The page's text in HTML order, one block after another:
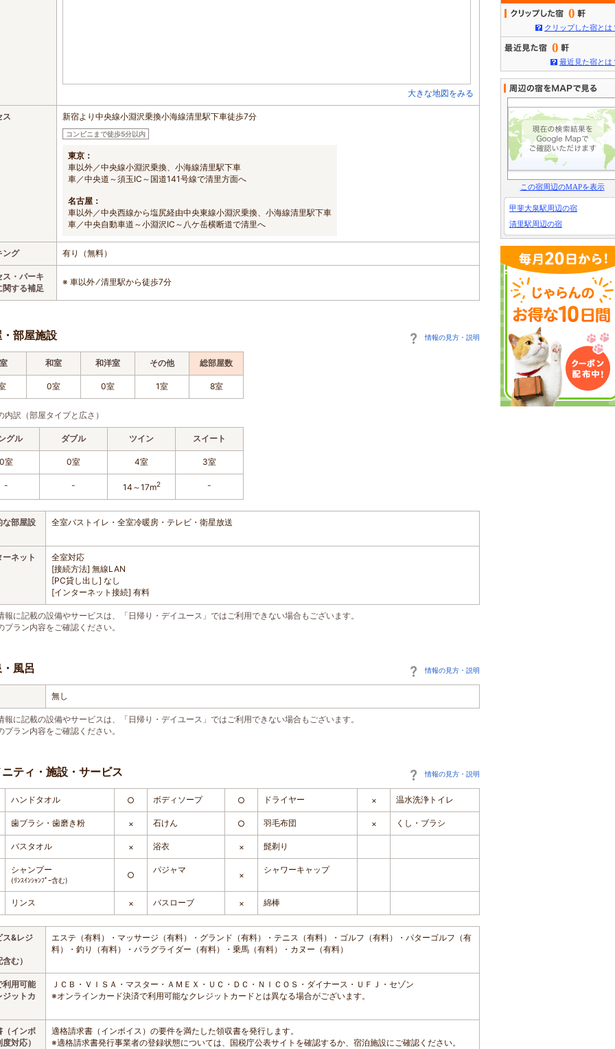
大きな地図をみる
ス 新宿より中央線小淵沢乗換小海線清里駅下車徒歩7分
コンビニまで徒歩5分以内
東京：
車以外／中央線小淵沢乗換、小海線清里駅下車
車／中央道～須玉IC～国道141号線で清里方面へ
名古屋：
車以外／中央西線から塩尻経由中央東線小淵沢乗換、小海線清里駅下車
車／中央自動車道～小淵沢IC～八ケ岳横断道で清里へ
ング 有り（無料）
ス・パーキ
関する補足
※ 車以外 ⁄ 清里駅から徒歩7分
部屋施設 情報の見方・説明
和室 和洋室 その他 総部屋数
0室 0室 1室 8室
訳（部屋タイプと広さ）
グル ダブル ツイン スイート
0室 0室 4室 3室
- - 14～17m2 -
な部屋設
全室バストイレ・全室冷暖房・テレビ・衛星放送
ーネット
全室対応
[接続方法] 無線LAN
[PC貸し出し] なし
[インターネット接続] 有料
報に記載の設備やサービスは、「日帰り・デイユース」ではご利用できない場合もございます。
プラン内容をご確認ください。
風呂 情報の見方・説明
無し
報に記載の設備やサービスは、「日帰り・デイユース」ではご利用できない場合もございます。
プラン内容をご確認ください。
ティ・施設・サービス 情報の見方・説明
ハンドタオル ○ ボディソープ ○ ドライヤー × 温水洗浄トイレ
歯ブラシ・歯磨き粉 × 石けん ○ 羽毛布団 × くし・ブラシ
バスタオル × 浴衣 × 髭剃り
シャンプー
(ﾘﾝｽｲﾝｼｬﾝﾌﾟｰ含む) ○
パジャマ
×
シャワーキャップ
リンス × バスローブ × 綿棒
ス&レジ
含む）
エステ（有料）・マッサージ（有料）・グランド（有料）・テニス（有料）・ゴルフ（有料）・パターゴルフ（有
料）・釣り（有料）・パラグライダー（有料）・乗馬（有料）・カヌー（有料）
利用可能
ジットカ
ＪＣＢ・ＶＩＳＡ・マスター・ＡＭＥＸ・ＵＣ・ＤＣ・ＮＩＣＯＳ・ダイナース・ＵＦＪ・セゾン
※オンラインカード決済で利用可能なクレジットカードとは異なる場合がございます。
（インボ
対応）
適格請求書（インボイス）の要件を満たした領収書を発行します。
※適格請求書発行事業者の登録状態については、国税庁公表サイトを確認するか、宿泊施設にご確認ください。
0
クリップした宿とは
0
最近見た宿とは
この宿周辺のMAPを表示
甲斐大泉駅周辺の宿
清里駅周辺の宿